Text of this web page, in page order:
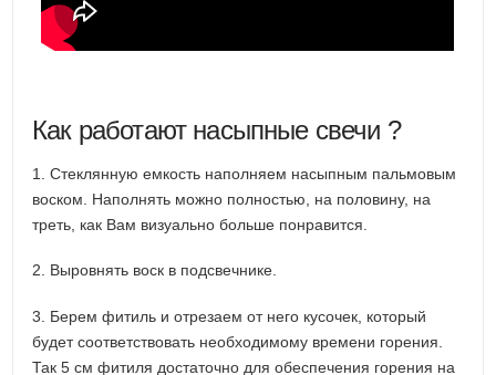
Как работают насыпные свечи ?
1. Стеклянную емкость наполняем насыпным пальмовым
воском. Наполнять можно полностью, на половину, на
треть, как Вам визуально больше понравится.
2. Выровнять воск в подсвечнике.
3. Берем фитиль и отрезаем от него кусочек, который
будет соответствовать необходимому времени горения.
Так 5 см фитиля достаточно для обеспечения горения на